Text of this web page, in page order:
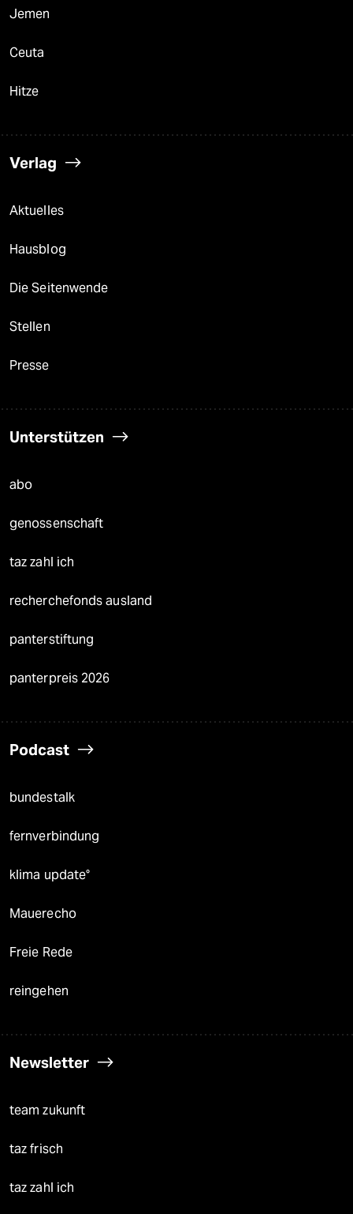
Jemen
Ceuta
Hitze
Verlag
Aktuelles
Hausblog
Die Seitenwende
Stellen
Presse
Unterstützen
abo
genossenschaft
taz zahl ich
recherchefonds ausland
panterstiftung
panterpreis 2026
Podcast
bundestalk
fernverbindung
klima update°
Mauerecho
Freie Rede
reingehen
Newsletter
team zukunft
taz frisch
taz zahl ich